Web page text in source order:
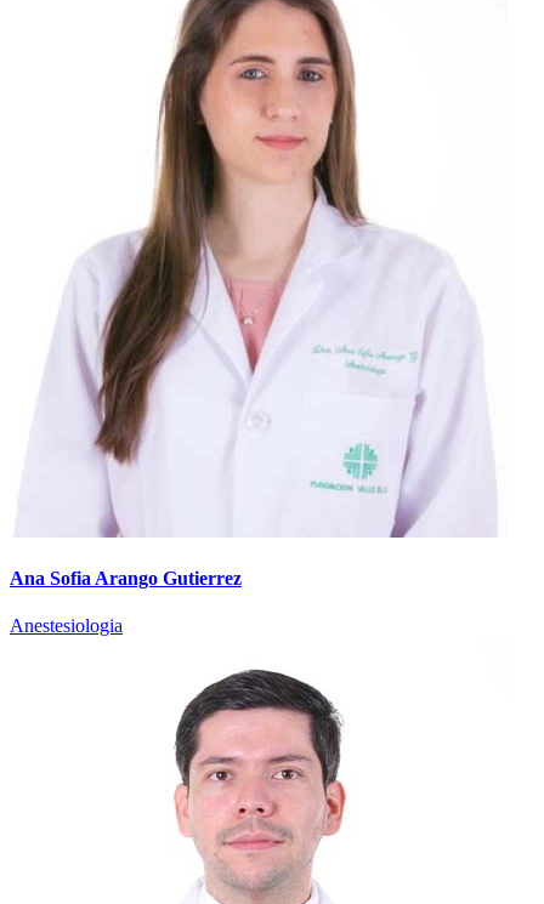
Ana Sofia Arango Gutierrez
Anestesiologia